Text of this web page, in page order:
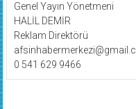
Genel Yayın Yönetmeni
HALİL DEMİR
Reklam Direktörü
0 541 629 9466